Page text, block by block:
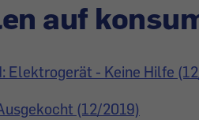
auf
Elektrogerät - Keine Hilfe
(12/2019)